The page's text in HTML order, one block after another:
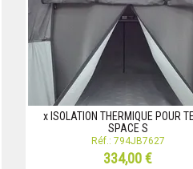
x ISOLATION THERMIQUE POUR
SPACE S
Réf.: 794JB7627
334,00 €